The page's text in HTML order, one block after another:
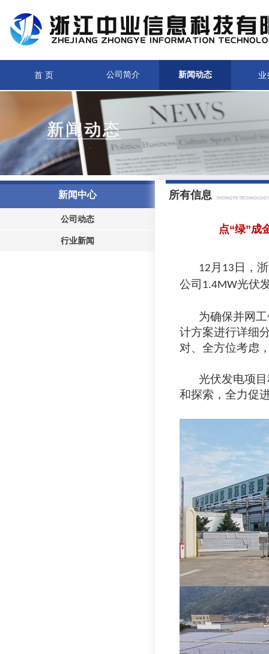
首 页 公司简介 新闻动态 业
新闻动态
新闻中心
公司动态
行业新闻
所有信息
点“绿”成
12 月 13 日，
公司 1.4MW光伏
为确保并网
计方案进行详细
对、全方位考虑
光伏发电项
和探索，全力促